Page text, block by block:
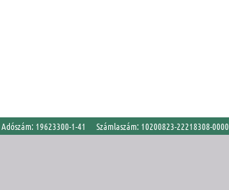
Adószám: 19623300-1-41 Számlaszám: 10200823-22218308-